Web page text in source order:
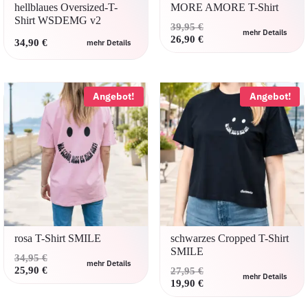
hellblaues Oversized-T-
Shirt WSDEMG v2
34,90 € mehr Details
Dieses
weist
mehrere
Varianten
auf.
Die
Optionen
können
gewählt
MORE AMORE T-Shirt
39,95€Ursprünglicher
Preis
26,90 €Aktueller
mehr Details
mehrere
auf.
können
auf
der
gewählt
werden
Angebot!
rosa T-Shirt SMILE
34,95€Ursprünglicher
Preis
25,90 €Aktueller
mehr Details
Angebot!
schwarzes Cropped T-Shirt
SMILE
27,95€Ursprünglicher
Preis
19,90 €Aktueller
mehr Details